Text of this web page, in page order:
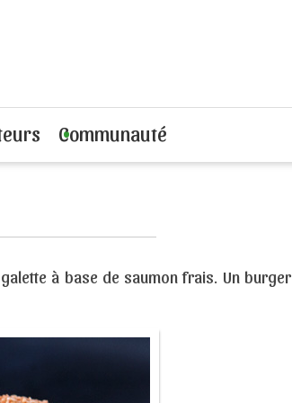
Communauté
à base de saumon frais. Un burger